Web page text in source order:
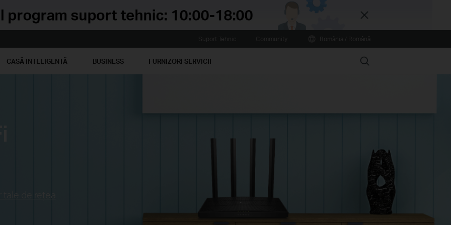
Close
CASĂ INTELIGENTĂ BUSINESS FURNIZORI SERVICII Search
de rețea